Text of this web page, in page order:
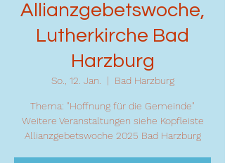
Allianzgebetswoche,
Lutherkirche Bad
Harzburg
So., 12. Jan.
  |
Bad Harzburg
Thema: "Hoffnung für die Gemeinde"
Weitere Veranstaltungen siehe Kopfleiste
Allianzgebetswoche 2025 Bad Harzburg